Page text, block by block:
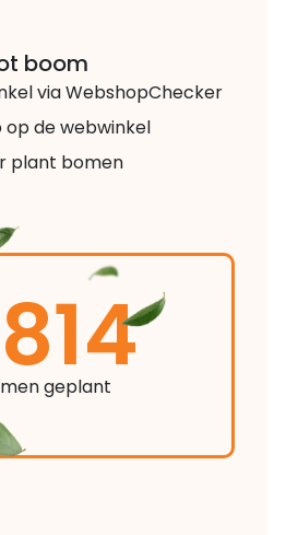
boom
via WebshopChecker
op de webwinkel
plant bomen
geplant